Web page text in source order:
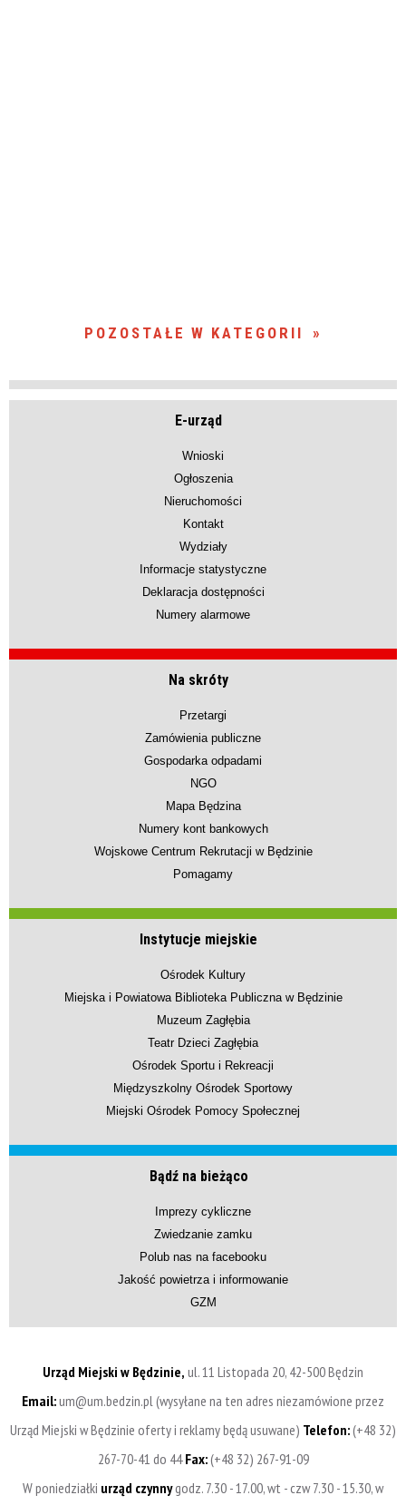
POZOSTAŁE W KATEGORII
E-urząd
Wnioski
Ogłoszenia
Nieruchomości
Kontakt
Wydziały
Informacje statystyczne
Deklaracja dostępności
Numery alarmowe
Na skróty
Przetargi
Zamówienia publiczne
Gospodarka odpadami
NGO
Mapa Będzina
Numery kont bankowych
Wojskowe Centrum Rekrutacji w Będzinie
Pomagamy
Instytucje miejskie
Ośrodek Kultury
Miejska i Powiatowa Biblioteka Publiczna w Będzinie
Muzeum Zagłębia
Teatr Dzieci Zagłębia
Ośrodek Sportu i Rekreacji
Międzyszkolny Ośrodek Sportowy
Miejski Ośrodek Pomocy Społecznej
Bądź na bieżąco
Imprezy cykliczne
Zwiedzanie zamku
Polub nas na facebooku
Jakość powietrza i informowanie
GZM
Urząd Miejski w Będzinie, ul. 11 Listopada 20, 42-500 Będzin
Email:um@um.bedzin.pl (wysyłane na ten adres niezamówione przez
Urząd Miejski w Będzinie oferty i reklamy będą usuwane) Telefon:(+48 32)
267-70-41 do 44Fax:(+48 32) 267-91-09
W poniedziałki urząd czynnygodz. 7.30 - 17.00, wt - czw 7.30 - 15.30, w